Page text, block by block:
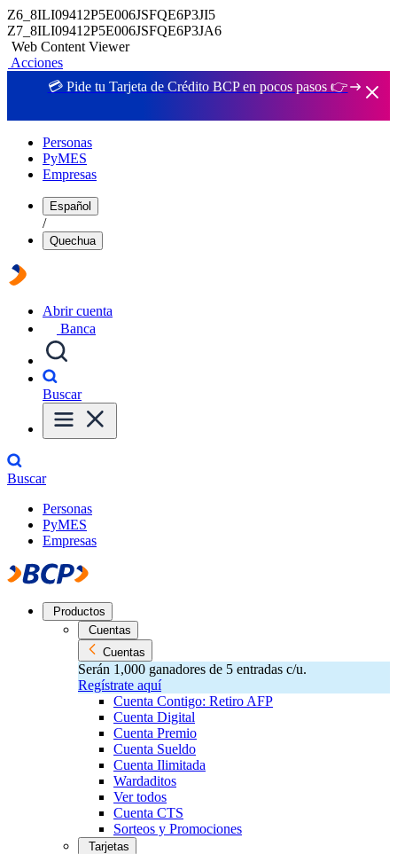
Z6_8ILI09412P5E006JSFQE6P3JI5
Z7_8ILI09412P5E006JSFQE6P3JA6
Web Content Viewer
Acciones
💳 Pide tu Tarjeta de Crédito BCP en pocos pasos 👉
Personas
PyMES
Empresas
Español
/
Quechua
Abrir cuenta
Banca
Buscar
Buscar
Personas
PyMES
Empresas
Productos
Cuentas
Cuentas
Serán 1,000 ganadores de 5 entradas c/u.
Regístrate aquí
Cuenta Contigo: Retiro AFP
Cuenta Digital
Cuenta Premio
Cuenta Sueldo
Cuenta Ilimitada
Wardaditos
Ver todos
Cuenta CTS
Sorteos y Promociones
Tarjetas